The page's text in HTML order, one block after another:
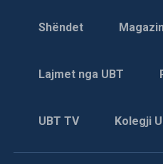
Shëndet
Lajmet nga UBT
UBT TV Kolegji